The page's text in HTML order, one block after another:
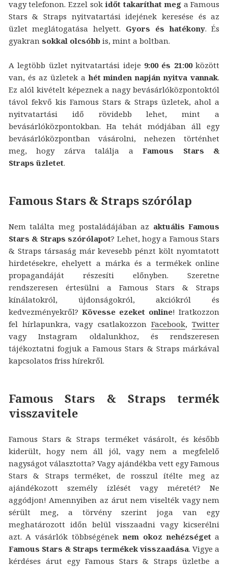
vagy telefonon. Ezzel sokidőt takaríthat mega Famous
Stars & Straps nyitvatartási idejének keresése és az
üzlet meglátogatása helyett. Gyors és hatékony. És
gyakran sokkal olcsóbbis, mint a boltban.
A legtöbb üzlet nyitvatartási ideje 9:00 és 21:00között
van, és az üzletek ahét minden napján nyitva vannak.
Ez alól kivételt képeznek a nagy bevásárlóközpontoktól
távol fekvő kis Famous Stars & Straps üzletek, ahol a
nyitvatartási idő rövidebb lehet, mint a
bevásárlóközpontokban. Ha tehát módjában áll egy
bevásárlóközpontban vásárolni, nehezen történhet
meg, hogy zárva találja aFamous Stars &
Straps üzletet.
Famous Stars & Straps szórólap
Nem találta meg postaládájában az aktuális Famous
Stars & Straps szórólapot? Lehet, hogy a Famous Stars
& Straps társaság már kevesebb pénzt költ nyomtatott
hirdetésekre, ehelyett a márka és a termékek online
propagandáját részesíti előnyben. Szeretne
rendszeresen értesülni a Famous Stars & Straps
kínálatokról, újdonságokról, akciókról és
kedvezményekről? Kövesse ezeket online! Iratkozzon
fel hírlapunkra, vagy csatlakozzonFacebook,Twitter
vagy Instagram oldalunkhoz, és rendszeresen
tájékoztatni fogjuk a Famous Stars & Straps márkával
kapcsolatos friss hírekről.
Famous Stars & Straps termék
visszavitele
Famous Stars & Straps terméket vásárolt, és később
kiderült, hogy nem áll jól, vagy nem a megfelelő
nagyságot választotta? Vagy ajándékba vett egy Famous
Stars & Straps terméket, de rosszul ítélte meg az
ajándékozott személy ízlését vagy méretét? Ne
aggódjon! Amennyiben az árut nem viselték vagy nem
sérült meg, a törvény szerint joga van egy
meghatározott időn belül visszaadni vagy kicserélni
azt. A vásárlók többségéneknem okoz nehézségeta
Famous Stars & Straps termékek visszaadása. Vigye a
kérdéses árut egy Famous Stars & Straps üzletbe a